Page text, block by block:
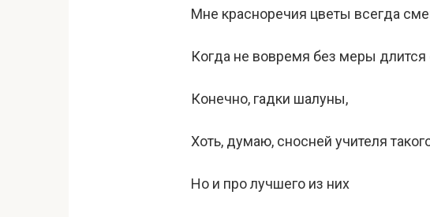
Мне красноречия цветы всегда
Когда не вовремя без меры длится
Конечно, гадки шалуны,
Хоть, думаю, сносней учителя
Но и про лучшего из них